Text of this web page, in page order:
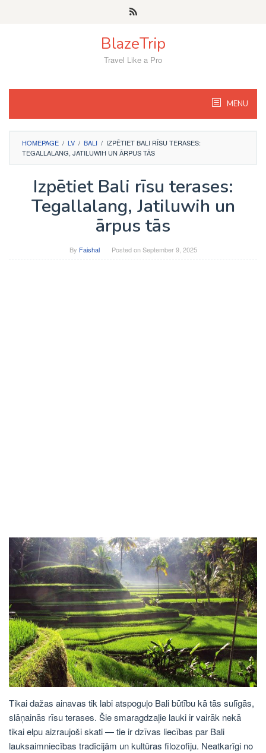
BlazeTrip
Travel Like a Pro
MENU
HOMEPAGE / LV / BALI / IZPĒTIET BALI RĪSU TERASES:
TEGALLALANG, JATILUWIH UN ĀRPUS TĀS
Izpētiet Bali rīsu terases:
Tegallalang, Jatiluwih un
ārpus tās
By Faishal Posted onSeptember 9, 2025
Tikai dažas ainavas tik labi atspoguļo Bali būtību kā tās sulīgās,
slāņainās rīsu terases. Šie smaragdzaļie lauki ir vairāk nekā
tikai elpu aizraujoši skati — tie ir dzīvas liecības par Bali
lauksaimniecības tradīcijām un kultūras filozofiju. Neatkarīgi no